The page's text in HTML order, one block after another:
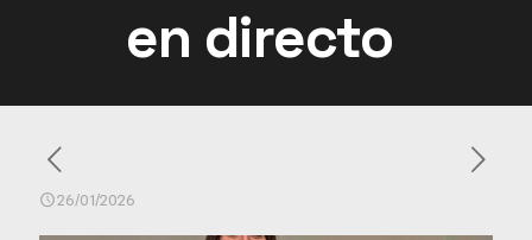
en directo
26/01/2026